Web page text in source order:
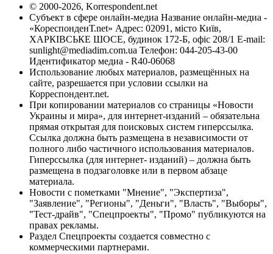
© 2000-2026, Korrespondent.net
Субъект в сфере онлайн-медиа Название онлайн-медиа -
«КореспонденТ.net» Адрес: 02091, місто Київ,
ХАРКІВСЬКЕ ШОСЕ, будинок 172-Б, офіс 208/1 E-mail:
sunlight@mediadim.com.ua Телефон: 044-205-43-00
Идентификатор медиа - R40-06068
Использование любых материалов, размещённых на
сайте, разрешается при условии ссылки на
Корреспондент.net.
При копировании материалов со страницы «Новости
Украины и мира», для интернет-изданий – обязательна
прямая открытая для поисковых систем гиперссылка.
Ссылка должна быть размещена в независимости от
полного либо частичного использования материалов.
Гиперссылка (для интернет- изданий) – должна быть
размещена в подзаголовке или в первом абзаце
материала.
Новости с пометками "Мнение", "Экспертиза",
"Заявление", "Регионы", "Деньги", "Власть", "Выборы",
"Тест-драйв", "Спецпроекты", "Промо" публикуются на
правах рекламы.
Раздел Спецпроекты создается совместно с
коммерческими партнерами.